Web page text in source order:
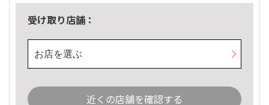
受け取り店舗：
お店を選ぶ
近くの店舗を確認する